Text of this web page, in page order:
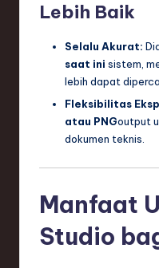
Lebih Baik
Selalu Akurat:
saat ini sistem,
lebih dapat
Fleksibilitas
atau PNGoutput
dokumen teknis.
Manfaat
Studio